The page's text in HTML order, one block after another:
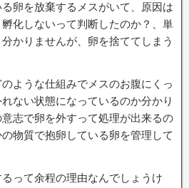
卵を放棄するメスがいて、原因は
化しないって判断したのか？、単
かりませんが、卵を捨ててしまう
ような仕組みでメスのお腹にくっ
ない状態になっているのか分かり
志で卵を外すって処理が出来るの
物質で抱卵している卵を管理して
って余程の理由なんでしょうけ